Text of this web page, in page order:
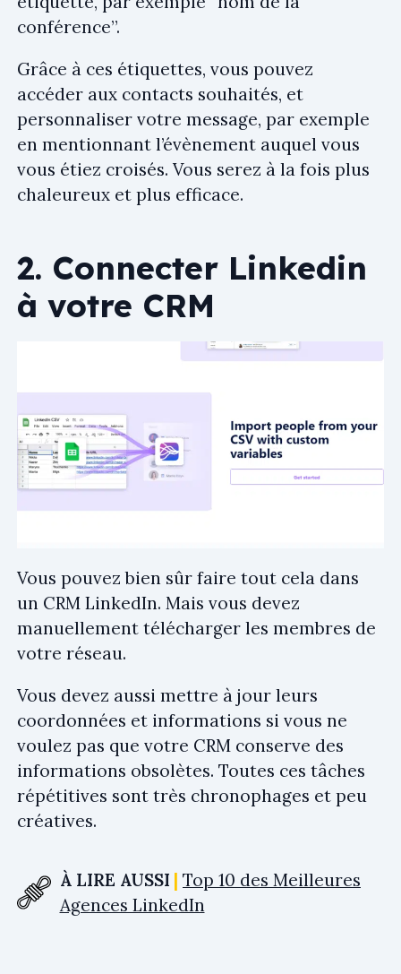
conférence”.
Grâce à ces étiquettes, vous pouvez
accéder aux contacts souhaités, et
personnaliser votre message, par exemple
en mentionnant l’évènement auquel vous
vous étiez croisés. Vous serez à la fois plus
chaleureux et plus efficace.
2. Connecter Linkedin
à votre CRM
Vous pouvez bien sûr faire tout cela dans
un CRM LinkedIn. Mais vous devez
manuellement télécharger les membres de
votre réseau.
Vous devez aussi mettre à jour leurs
coordonnées et informations si vous ne
voulez pas que votre CRM conserve des
informations obsolètes. Toutes ces tâches
répétitives sont très chronophages et peu
créatives.
À LIRE AUSSI
Top 10 des Meilleures
Agences LinkedIn